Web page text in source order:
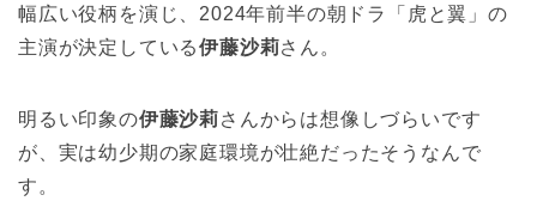
幅広い役柄を演じ、2024年前半の朝ドラ「虎と翼」の
主演が決定している伊藤沙莉さん。
明るい印象の伊藤沙莉さんからは想像しづらいです
が、実は幼少期の家庭環境が壮絶だったそうなんで
す。